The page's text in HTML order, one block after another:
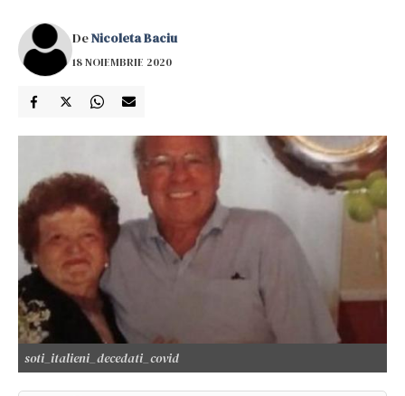
DeNicoleta Baciu
18 NOIEMBRIE 2020
soti_italieni_decedati_covid